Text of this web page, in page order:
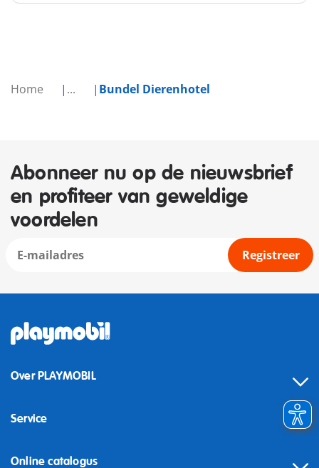
Home ... Bundel Dierenhotel
Abonneer nu op de nieuwsbrief
en profiteer van geweldige
voordelen
Registreer
Over PLAYMOBIL
Service
Online catalogus